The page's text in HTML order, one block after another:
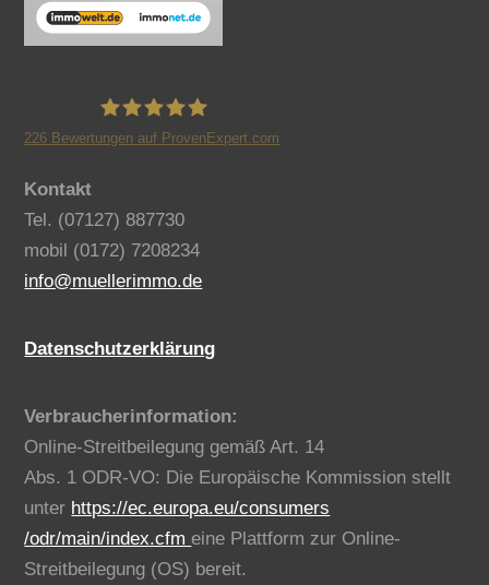
226 Bewertungen auf ProvenExpert.com
Kontakt
Tel. (07127) 887730
mobil (0172) 7208234
info@muellerimmo.de
Datenschutzerklärung
Verbraucherinformation:
Online-Streitbeilegung gemäß Art. 14
Abs. 1 ODR-VO: Die Europäische Kommission stellt
unter https://ec.europa.eu/consumers
/odr/main/index.cfmeine Plattform zur Online-
Streitbeilegung (OS) bereit.